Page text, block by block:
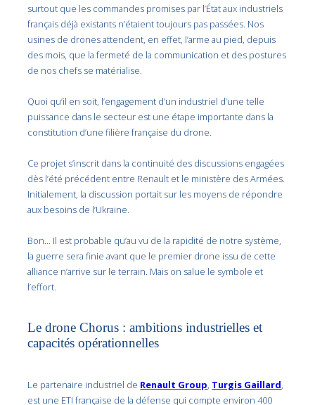
surtout que les commandes promises par l’État aux industriels
français déjà existants n’étaient toujours pas passées. Nos
usines de drones attendent, en effet, l’arme au pied, depuis
des mois, que la fermeté de la communication et des postures
de nos chefs se matérialise.
Quoi qu’il en soit, l’engagement d’un industriel d’une telle
puissance dans le secteur est une étape importante dans la
constitution d’une filière française du drone.
Ce projet s’inscrit dans la continuité des discussions engagées
dès l’été précédent entre Renault et le ministère des Armées.
Initialement, la discussion portait sur les moyens de répondre
aux besoins de l’Ukraine.
Bon… Il est probable qu’au vu de la rapidité de notre système,
la guerre sera finie avant que le premier drone issu de cette
alliance n’arrive sur le terrain. Mais on salue le symbole et
l’effort.
Le drone Chorus : ambitions industrielles et
capacités opérationnelles
Le partenaire industriel de Renault Group, Turgis Gaillard,
est une ETI française de la défense qui compte environ 400